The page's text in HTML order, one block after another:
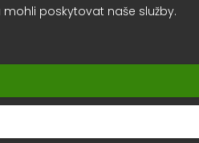
poskytovat naše služby.